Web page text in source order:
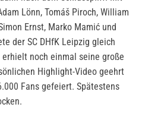
Lönn, Tomáš Piroch, William
Ernst, Marko Mamić und
der SC DHfK Leipzig gleich
noch einmal seine große
Highlight-Video geehrt
Fans gefeiert. Spätestens